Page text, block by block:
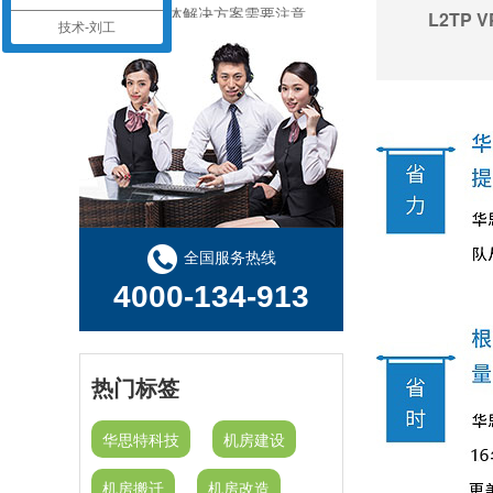
L2TP
机房建设-机房工程--华思特一站式智能机房建设工程服务商
华思特机房建设四大核心优势-16年专注机房新建/改造/布线/维保
模块化机房与传统机房的区别
全国服务热线
4000-134-913
热门标签
华思特科技 机房建设
机房搬迁 机房改造
技术-刘工